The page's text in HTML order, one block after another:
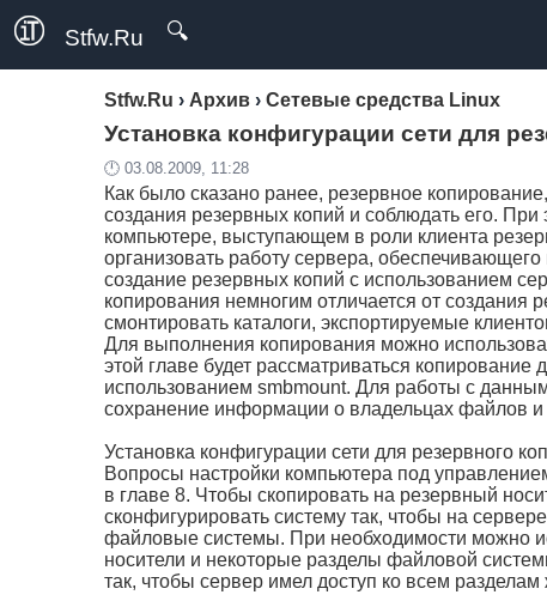
Stfw.Ru 🔍
Stfw.Ru › Архив › Сетевые средства Linux
Установка конфигурации сети для
🕛 03.08.2009, 11:28
Как было сказано ранее, резервное
создания резервных копий и соблюдать его.
компьютере, выступающем в роли клиента
организовать работу сервера,
создание резервных копий с использованием
копирования немногим отличается от
смонтировать каталоги, экспортируемые
Для выполнения копирования можно
этой главе будет рассматриваться
использованием smbmount. Для работы с
сохранение информации о владельцах файлов и
Установка конфигурации сети для резервного
Вопросы настройки компьютера под
в главе 8. Чтобы скопировать на резервный
сконфигурировать систему так, чтобы на
файловые системы. При необходимости можно
носители и некоторые разделы файловой
так, чтобы сервер имел доступ ко всем разделам